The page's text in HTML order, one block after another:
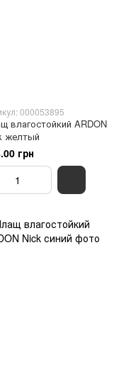
000053895
влагостойкий ARDON
желтый
грн